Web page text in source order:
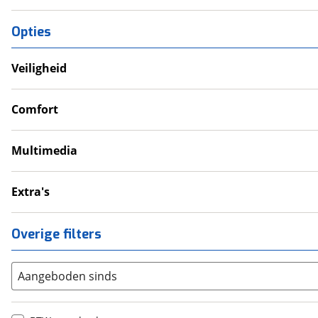
Opties
Veiligheid
Anti Blokkeer Systeem (ABS)
LED verlichting
Tractie Controle Systeem (TCS)
Comfort
Cruise Control
Handvatverwarming
Multimedia
Navigatie
12V aansluiting
Extra's
Alarmsysteem
Onderhoudsboekjes
Topkoffer
Zijkoffer
Overige filters
Aangeboden sinds